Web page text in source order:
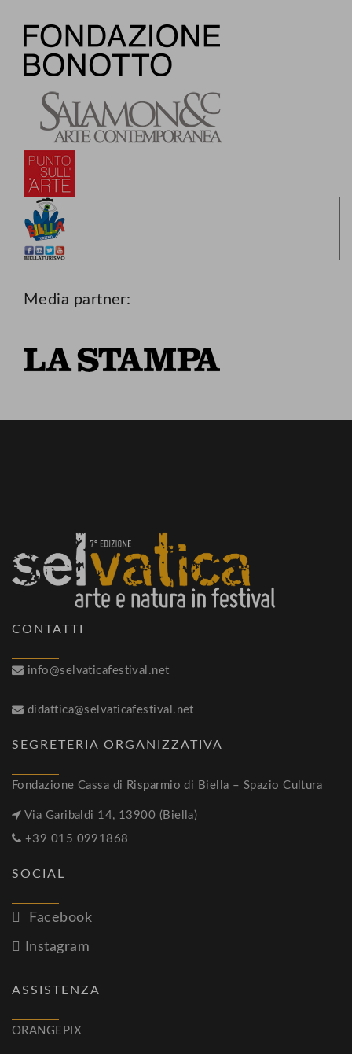
Media partner:
CONTATTI
info@selvaticafestival.net
didattica@selvaticafestival.net
SEGRETERIA ORGANIZZATIVA
Fondazione Cassa di Risparmio di Biella – Spazio Cultura
Via Garibaldi 14, 13900 (Biella)
+39 015 0991868
SOCIAL
Facebook
Instagram
ASSISTENZA
ORANGEPIX